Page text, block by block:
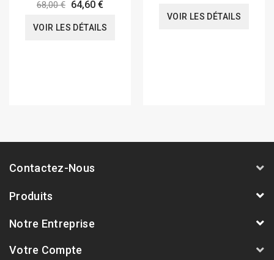
68,00 € 64,60 €
VOIR LES DÉTAILS
VOIR LES DÉTAILS
Contactez-Nous
Produits
Notre Entreprise
Votre Compte